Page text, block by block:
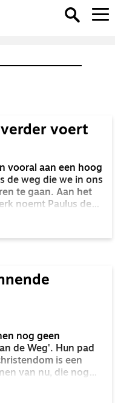
voert
vooral aan een hoog
de weg die we in ons
te gaan. Aan het
noemt Paulus de
voert’ (1 Korintiërs
gaven en
Tegelijk is er
nog geen
de Weg'. Hun pad
is een
van nu, die nog
naar het